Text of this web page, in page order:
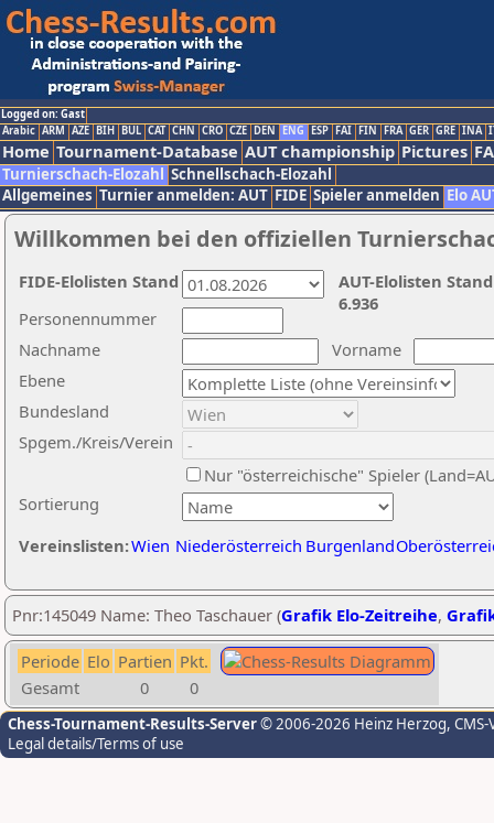
Logged on: Gast
Arabic ARM AZE BIH BUL CAT CHN CRO CZE DEN ENG ESP FAI FIN FRA GER GRE INA
Home Tournament-Database AUT championship Pictures
Turnierschach-Elozahl Schnellschach-Elozahl
Allgemeines Turnier anmelden: AUT FIDE Spieler anmelden Elo
Willkommen bei den offiziellen
Nachname
Vorname
Ebene
Sortierung
Personennummer
Bundesland
Spgem./Kreis/Verein
Nur "österreichische" Spieler
Vereinslisten:Wien Niederösterreich Burgenland
AUT-Elolisten
6.936
FIDE-Elolisten Stand
Pnr:145049 Name: Theo Taschauer (Grafik Elo-Zeitreihe,
Periode Elo Partien Pkt.
Gesamt
0 0
Chess-Tournament-Results-Server© 2006-2026 Heinz Herzog,
Legal details/Terms of use